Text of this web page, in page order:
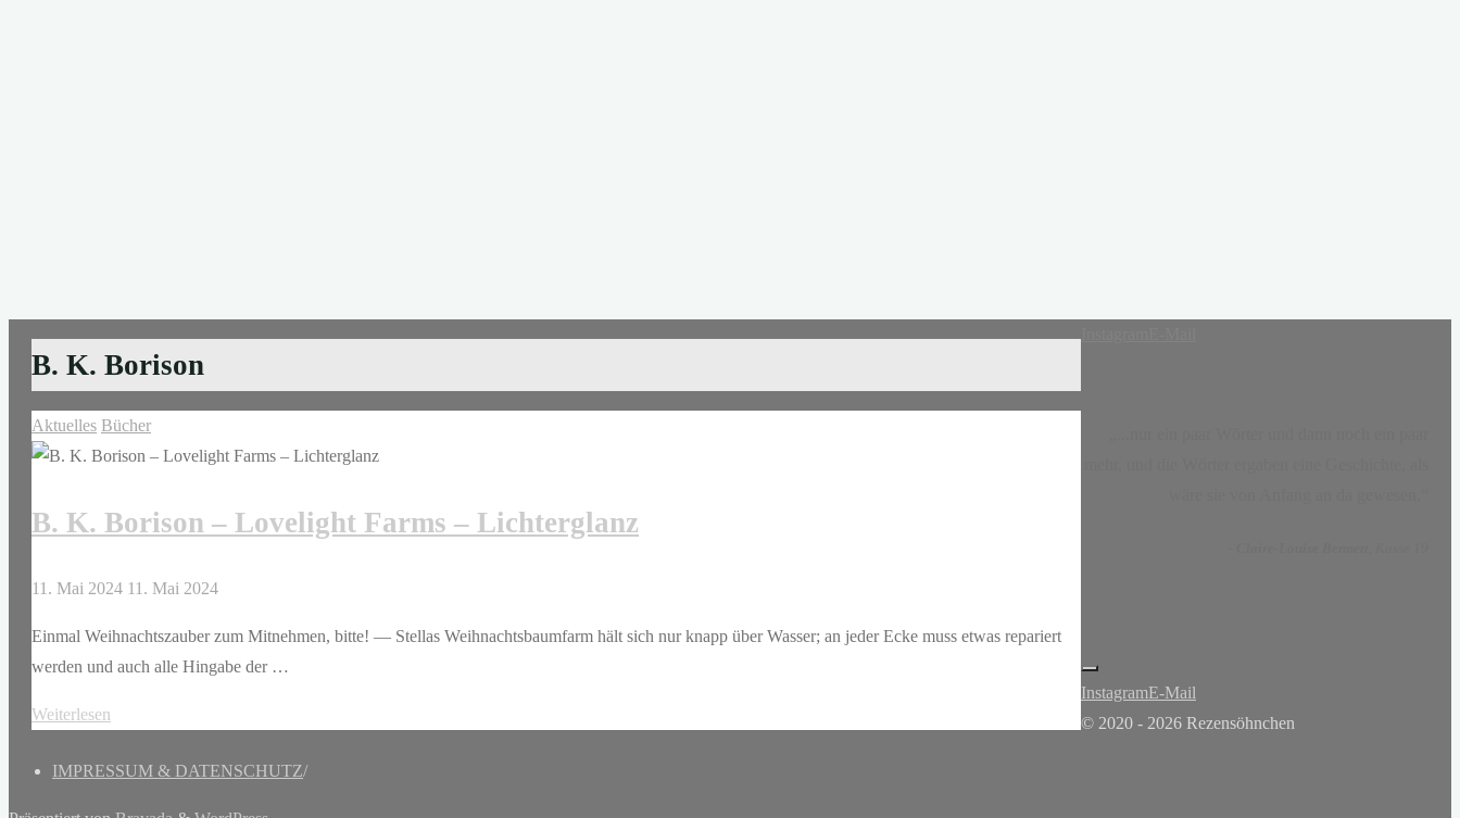
B. K. Borison
Aktuelles Bücher
B. K. Borison – Lovelight Farms – Lichterglanz
11. Mai 2024 11. Mai 2024
Einmal Weihnachtszauber zum Mitnehmen, bitte! — Stellas Weihnachtsbaumfarm hält sich nur knapp über Wasser; an jeder Ecke muss etwas repariert
werden und auch alle Hingabe der …
Weiterlesen
Borison
InstagramE-Mail
© 2020 - 2026 Rezensöhnchen
IMPRESSUM & DATENSCHUTZ/